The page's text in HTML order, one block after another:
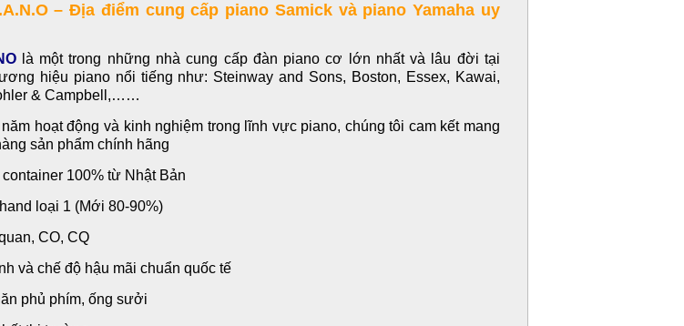
– Địa điểm cung cấp piano Samick và piano Yamaha uy
là một trong những nhà cung cấp đàn piano cơ lớn nhất và lâu đời tại
hiệu piano nổi tiếng như: Steinway and Sons, Boston, Essex, Kawai,
& Campbell,……
hoạt động và kinh nghiệm trong lĩnh vực piano, chúng tôi cam kết mang
sản phẩm chính hãng
100% từ Nhật Bản
loại 1 (Mới 80-90%)
CO, CQ
và chế độ hậu mãi chuẩn quốc tế
phủ phím, ống sưởi